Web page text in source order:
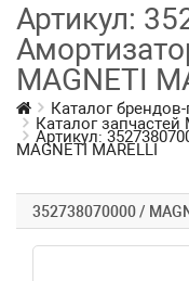
Артикул:
MAGNETI
Каталог
Каталог запчастей
Артикул:
MAGNETI MARELLI
352738070000 /